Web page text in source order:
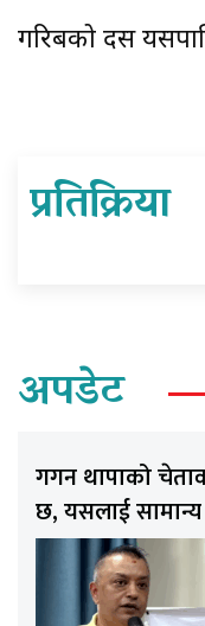
गरिबको दसैँ
प्रतिक्रिया
अपडेट
गगन थापाको
छ, यसलाई सामान्य